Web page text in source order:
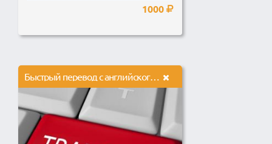
1000
Быстрый перевод с английского на русский и с русского на английский